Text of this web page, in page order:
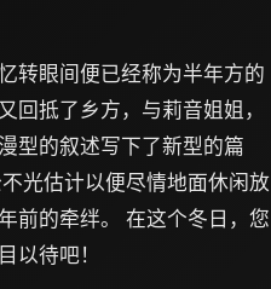
转眼间便已经称为半年方的
抵了乡方，与莉音姐姐，
型的叙述写下了新型的篇
光估计以便尽情地面休闲放
前的牵绊。 在这个冬日，您
以待吧！